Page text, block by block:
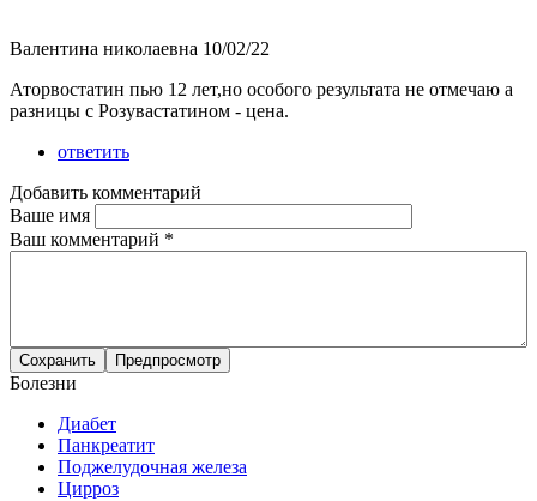
Валентина николаевна 10/02/22
Аторвостатин пью 12 лет,но особого результата не отмечаю а
разницы с Розувастатином - цена.
ответить
Добавить комментарий
Ваше имя
Ваш комментарий *
Болезни
Диабет
Панкреатит
Поджелудочная железа
Цирроз